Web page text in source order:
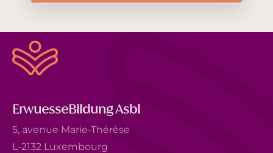
ErwuesseBildung Asbl
5, avenue Marie-Thérèse
L-2132 Luxembourg